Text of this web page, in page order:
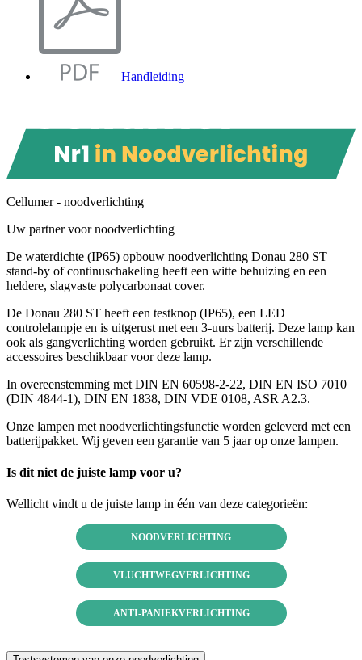
Handleiding
Cellumer - noodverlichting
Uw partner voor noodverlichting
De waterdichte (IP65) opbouw noodverlichting Donau 280 ST
stand-by of continuschakeling heeft een witte behuizing en een
heldere, slagvaste polycarbonaat cover.
De Donau 280 ST heeft een testknop (IP65), een LED
controlelampje en is uitgerust met een 3-uurs batterij. Deze lamp kan
ook als gangverlichting worden gebruikt. Er zijn verschillende
accessoires beschikbaar voor deze lamp.
In overeenstemming met DIN EN 60598-2-22, DIN EN ISO 7010
(DIN 4844-1), DIN EN 1838, DIN VDE 0108, ASR A2.3.
Onze lampen met noodverlichtingsfunctie worden geleverd met een
batterijpakket. Wij geven een garantie van 5 jaar op onze lampen.
Is dit niet de juiste lamp voor u?
Wellicht vindt u de juiste lamp in één van deze categorieën:
NOODVERLICHTING
VLUCHTWEGVERLICHTING
ANTI-PANIEKVERLICHTING